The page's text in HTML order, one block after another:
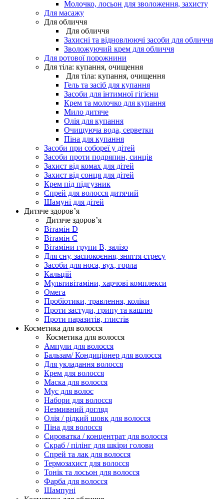
Молочко, лосьон для зволоження, захисту
Для масажу
Для обличчя
Для обличчя
Захисні та відновлюючі засоби для обличчя
Зволожуючий крем для обличчя
Для ротової порожнини
Для тіла: купання, очищення
Для тіла: купання, очищення
Гель та засіб для купання
Засоби для інтимної гігієни
Крем та молочко для купання
Мило дитяче
Олія для купання
Очищуюча вода, серветки
Піна для купання
Засоби при собореї у дітей
Засоби проти подряпин, синців
Захист від комах для дітей
Захист від сонця для дітей
Крем під підгузник
Спрей для волосся дитячий
Шамуні для дітей
Дитяче здоров’я
Дитяче здоров’я
Вітамін D
Вітамін С
Вітаміни групи В, залізо
Для сну, заспокоєння, зняття стресу
Засоби для носа, вух, горла
Кальцій
Мультивітаміни, харчові комплекси
Омега
Пробіотики, травлення, коліки
Проти застуди, грипу та кашлю
Проти паразитів, глистів
Косметика для волосся
Косметика для волосся
Ампули для волосся
Бальзам/ Кондиціонер для волосся
Для укладання волосся
Крем для волосся
Маска для волосся
Мус для волос
Набори для волосся
Незмивний догляд
Олія / рідкий шовк для волосся
Піна для волосся
Сироватка / концентрат для волосся
Скраб / пілінг для шкіри голови
Спрей та лак для волосся
Термозахист для волосся
Тонік та лосьон для волосся
Фарба для волосся
Шампуні